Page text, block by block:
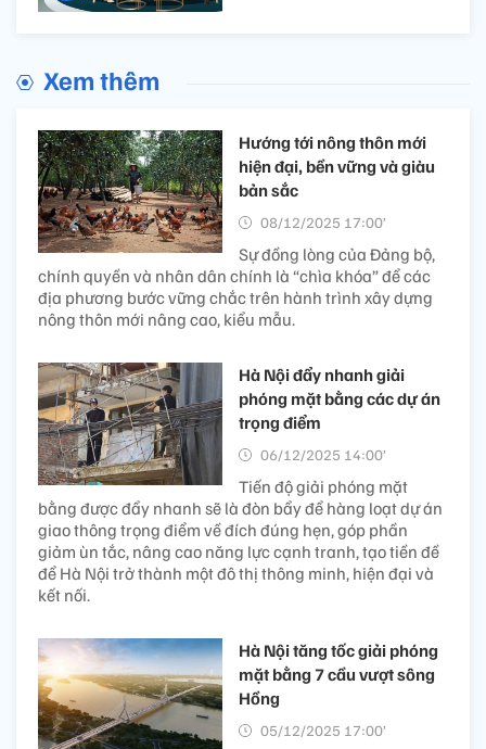
Xem thêm
Hướng tới nông thôn mới
hiện đại, bền vững và giàu
bản sắc
08/12/2025 17:00’
Sự đồng lòng của Đảng bộ,
chính quyền và nhân dân chính là “chìa khóa” để các
địa phương bước vững chắc trên hành trình xây dựng
nông thôn mới nâng cao, kiểu mẫu.
Hà Nội đẩy nhanh giải
phóng mặt bằng các dự án
trọng điểm
06/12/2025 14:00’
Tiến độ giải phóng mặt
bằng được đẩy nhanh sẽ là đòn bẩy để hàng loạt dự án
giao thông trọng điểm về đích đúng hẹn, góp phần
giảm ùn tắc, nâng cao năng lực cạnh tranh, tạo tiền đề
để Hà Nội trở thành một đô thị thông minh, hiện đại và
kết nối.
Hà Nội tăng tốc giải phóng
mặt bằng 7 cầu vượt sông
Hồng
05/12/2025 17:00’